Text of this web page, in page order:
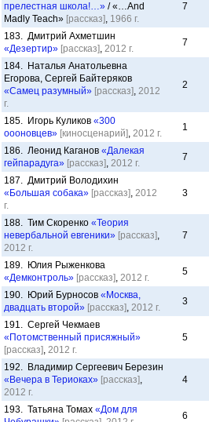
прелестная школа!…» / «…And
Madly Teach» [рассказ], 1966 г.
7
183. Дмитрий Ахметшин
«Дезертир» [рассказ], 2012 г.
7
184. Наталья Анатольевна
Егорова, Сергей Байтеряков
«Самец разумный» [рассказ], 2012
г.
2
185. Игорь Куликов «300
оооновцев» [киносценарий], 2012 г.
1
186. Леонид Каганов «Далекая
гейпарадуга» [рассказ], 2012 г.
7
187. Дмитрий Володихин
«Большая собака» [рассказ], 2012
г.
3
188. Тим Скоренко «Теория
невербальной евгеники» [рассказ],
2012 г.
7
189. Юлия Рыженкова
«Демконтроль» [рассказ], 2012 г.
5
190. Юрий Бурносов «Москва,
двадцать второй» [рассказ], 2012 г.
3
191. Сергей Чекмаев
«Потомственный присяжный»
[рассказ], 2012 г.
5
192. Владимир Сергеевич Березин
«Вечера в Териоках» [рассказ],
2012 г.
4
193. Татьяна Томах «Дом для
6